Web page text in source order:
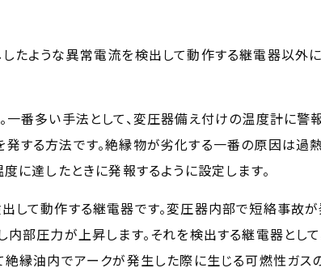
たような異常電流を検出して動作する継電器以外
一番多い手法として、変圧器備え付けの温度計に警
する方法です。絶縁物が劣化する一番の原因は過
に達したときに発報するように設定します。
して動作する継電器です。変圧器内部で短絡事故
部圧力が上昇します。それを検出する継電器として
絶縁油内でアークが発生した際に生じる可燃性ガス